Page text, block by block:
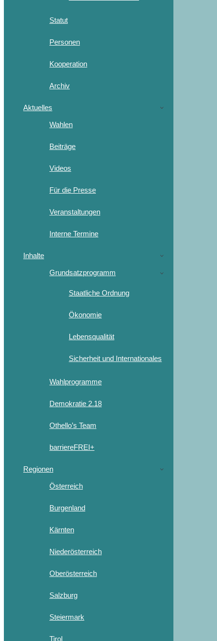
Statut
Personen
Kooperation
Archiv
Aktuelles
Wahlen
Beiträge
Videos
Für die Presse
Veranstaltungen
Interne Termine
Inhalte
Grundsatzprogramm
Staatliche Ordnung
Ökonomie
Lebensqualität
Sicherheit und Internationales
Wahlprogramme
Demokratie 2.18
Othello’s Team
barriereFREI+
Regionen
Österreich
Burgenland
Kärnten
Niederösterreich
Oberösterreich
Salzburg
Steiermark
Tirol